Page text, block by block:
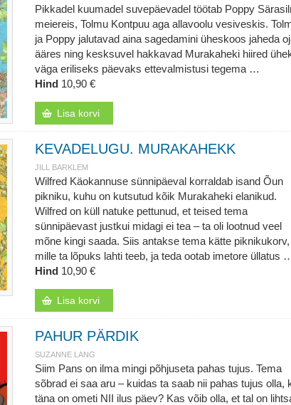
Pikkadel kuumadel suvepäevadel töötab Poppy
meiereis, Tolmu Kontpuu aga allavoolu vesiveskis.
ja Poppy jalutavad aina sagedamini üheskoos jaheda
ääres ning kesksuvel hakkavad Murakaheki hiired
väga eriliseks päevaks ettevalmistusi tegema …
Hind 10,90 €
Lisa korvi
KEVADELUGU. MURAKAHEKK
JILL BARKLEM
Wilfred Käokannuse sünnipäeval korraldab isand Õun
pikniku, kuhu on kutsutud kõik Murakaheki elanikud.
Wilfred on küll natuke pettunud, et teised tema
sünnipäevast justkui midagi ei tea – ta oli lootnud veel
mõne kingi saada. Siis antakse tema kätte piknikukorv,
mille ta lõpuks lahti teeb, ja teda ootab imetore üllatus
Hind 10,90 €
Lisa korvi
PAHUR PÄRDIK
SUZANNE LANG
Siim Pans on ilma mingi põhjuseta pahas tujus. Tema
sõbrad ei saa aru – kuidas ta saab nii pahas tujus olla,
täna on ometi NII ilus päev? Kas võib olla, et tal on